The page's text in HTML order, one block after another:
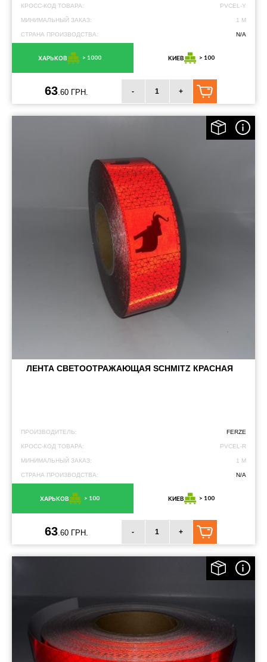
КРОСС-КОД ТОВАРА: PVCEL-Y
МИНИМАЛЬНЫЙ ЗАКАЗ: 1 М
СТРАНА ПРОИЗВОДСТВА: N/A
ХАРЬКОВ > 1000 КИЕВ > 100
63 .60 ГРН. - +
ЛЕНТА СВЕТООТРАЖАЮЩАЯ SCHMITZ КРАСНАЯ
ПРОИЗВОДИТЕЛЬ: FERZE
КРОСС-КОД ТОВАРА: PVCEL-R
МИНИМАЛЬНЫЙ ЗАКАЗ: 1 М
СТРАНА ПРОИЗВОДСТВА: N/A
ХАРЬКОВ > 100 КИЕВ > 100
63 .60 ГРН. - +